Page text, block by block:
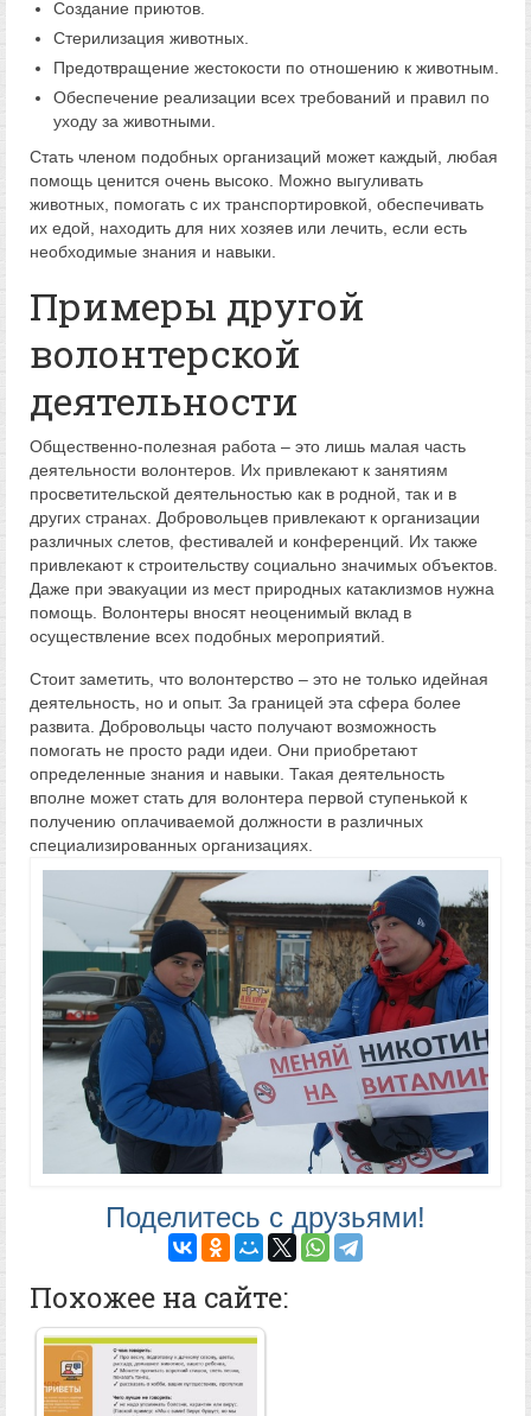
Создание приютов.
Стерилизация животных.
Предотвращение жестокости по отношению к животным.
Обеспечение реализации всех требований и правил по
уходу за животными.
Стать членом подобных организаций может каждый, любая
помощь ценится очень высоко. Можно выгуливать
животных, помогать с их транспортировкой, обеспечивать
их едой, находить для них хозяев или лечить, если есть
необходимые знания и навыки.
Примеры другой
волонтерской
деятельности
Общественно-полезная работа – это лишь малая часть
деятельности волонтеров. Их привлекают к занятиям
просветительской деятельностью как в родной, так и в
других странах. Добровольцев привлекают к организации
различных слетов, фестивалей и конференций. Их также
привлекают к строительству социально значимых объектов.
Даже при эвакуации из мест природных катаклизмов нужна
помощь. Волонтеры вносят неоценимый вклад в
осуществление всех подобных мероприятий.
Стоит заметить, что волонтерство – это не только идейная
деятельность, но и опыт. За границей эта сфера более
развита. Добровольцы часто получают возможность
помогать не просто ради идеи. Они приобретают
определенные знания и навыки. Такая деятельность
вполне может стать для волонтера первой ступенькой к
получению оплачиваемой должности в различных
специализированных организациях.
Поделитесь с друзьями!
Похожее на сайте: